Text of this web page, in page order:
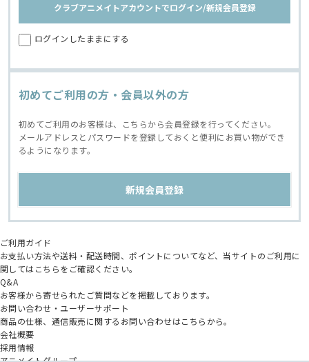
クラブアニメイトアカウントでログイン/新規会員登録
ログインしたままにする
初めてご利用の方・会員以外の方
初めてご利用のお客様は、こちらから会員登録を行ってください。
メールアドレスとパスワードを登録しておくと便利にお買い物ができ
るようになります。
ご利用ガイド
お支払い方法や送料・配送時間、ポイントについてなど、当サイトのご利用に
関してはこちらをご確認ください。
Q&A
お客様から寄せられたご質問などを掲載しております。
お問い合わせ・ユーザーサポート
商品の仕様、通信販売に関するお問い合わせはこちらから。
会社概要
採用情報